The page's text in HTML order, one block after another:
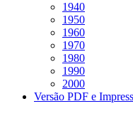
1940
1950
1960
1970
1980
1990
2000
Versão PDF e